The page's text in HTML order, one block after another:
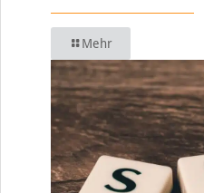
Mehr